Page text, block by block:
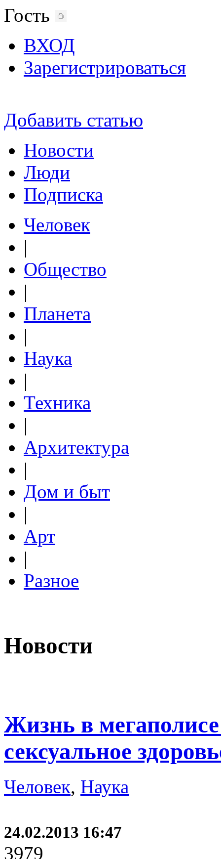
Гость
ВХОД
Зарегистрироваться
Добавить статью
Новости
Люди
Подписка
Человек
|
Общество
|
Планета
|
Наука
|
Техника
|
Архитектура
|
Дом и быт
|
Арт
|
Разное
Новости
Жизнь в
сексуальное
Человек, Наука
24.02.2013 16:47
3979